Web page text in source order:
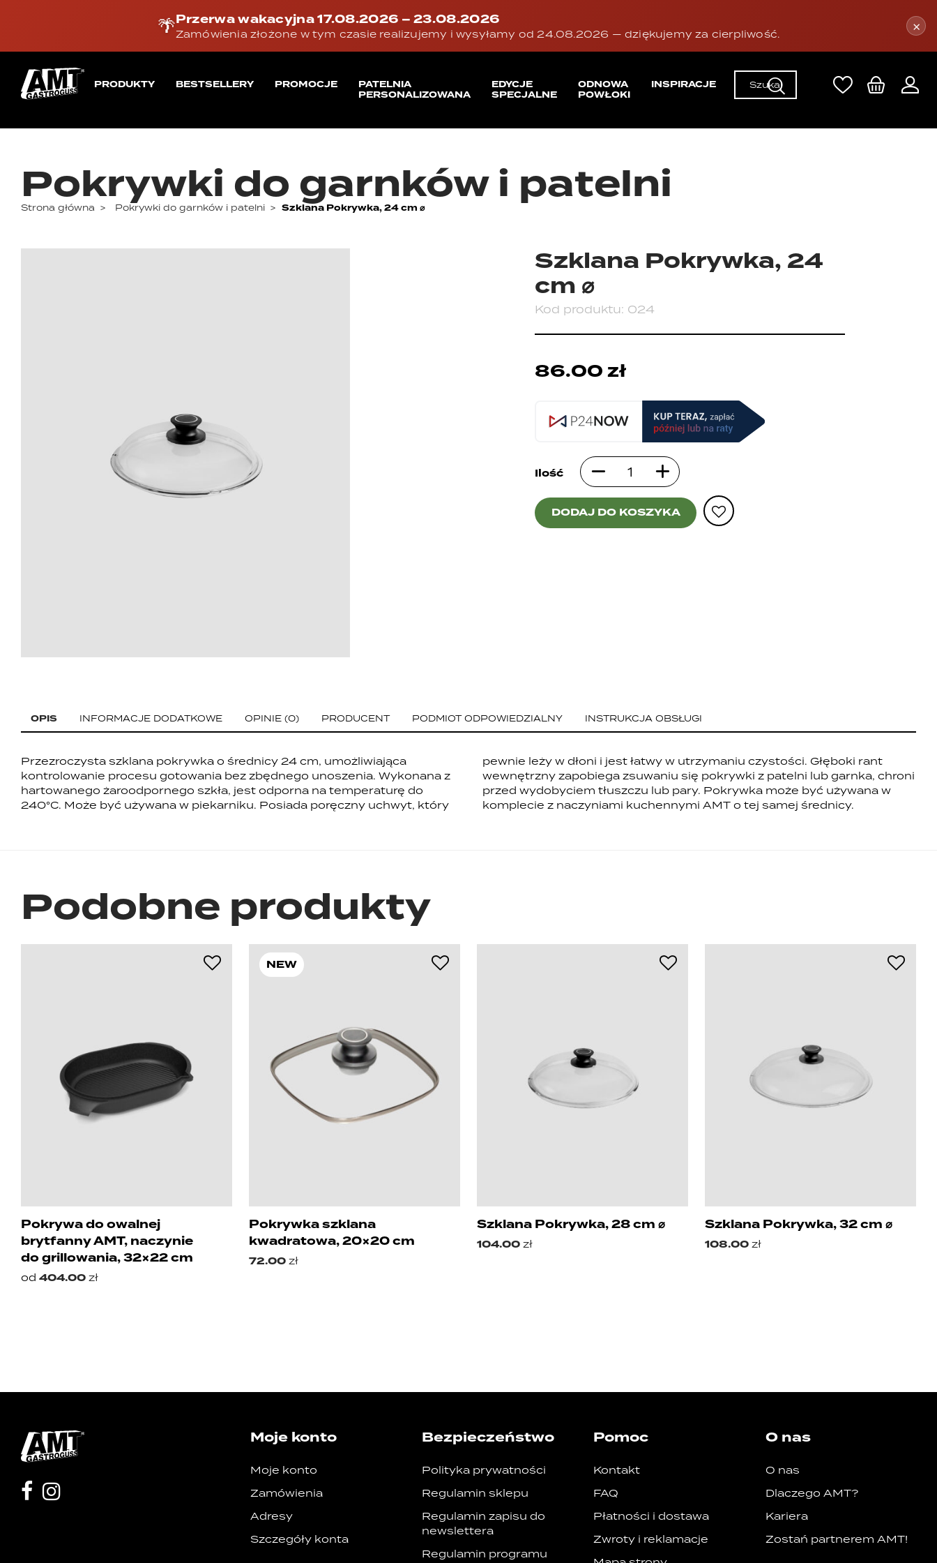
🌴Przerwa wakacyjna 17.08.2026 – 23.08.2026
Zamówienia złożone w tym czasie realizujemy i wysyłamy od 24.08.2026 — dziękujemy za cierpliwość. ×
PRODUKTY BESTSELLERY PROMOCJE
PATELNIA
PERSONALIZOWANA
EDYCJE
SPECJALNE
ODNOWA
POWŁOKI
INSPIRACJE
Pokrywki do garnków i patelni
Strona główna > Pokrywki do garnków i patelni > Szklana Pokrywka, 24 cm ⌀
Szklana Pokrywka, 24
cm ⌀
Kod produktu: 024
86.00zł
Ilość
DODAJ DO KOSZYKA
OPIS INFORMACJE DODATKOWE OPINIE 0 PRODUCENT PODMIOT ODPOWIEDZIALNY INSTRUKCJA OBSŁUGI
Przezroczysta szklana pokrywka o średnicy 24 cm, umożliwiająca
kontrolowanie procesu gotowania bez zbędnego unoszenia. Wykonana z
hartowanego żaroodpornego szkła, jest odporna na temperaturę do
240°C. Może być używana w piekarniku. Posiada poręczny uchwyt, który
pewnie leży w dłoni i jest łatwy w utrzymaniu czystości. Głęboki rant
wewnętrzny zapobiega zsuwaniu się pokrywki z patelni lub garnka, chroni
przed wydobyciem tłuszczu lub pary. Pokrywka może być używana w
komplecie z naczyniami kuchennymi AMT o tej samej średnicy.
Podobne produkty
Pokrywa do owalnej
brytfanny AMT, naczynie
do grillowania, 32×22 cm
od 404.00 zł
NEW
Pokrywka szklana
kwadratowa, 20×20 cm
72.00 zł
Szklana Pokrywka, 28 cm ⌀
104.00 zł
Szklana Pokrywka, 32 cm ⌀
108.00 zł
Moje konto
Moje konto
Zamówienia
Adresy
Szczegóły konta
Bezpieczeństwo
Polityka prywatności
Regulamin sklepu
Regulamin zapisu do
newslettera
Regulamin programu
Pomoc
Kontakt
FAQ
Płatności i dostawa
Zwroty i reklamacje
O nas
O nas
Dlaczego AMT?
Kariera
Zostań partnerem AMT!